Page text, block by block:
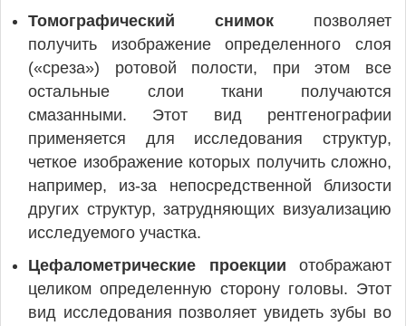
Томографический снимок позволяет
получить изображение определенного слоя
(«среза») ротовой полости, при этом все
остальные слои ткани получаются
смазанными. Этот вид рентгенографии
применяется для исследования структур,
четкое изображение которых получить сложно,
например, из-за непосредственной близости
других структур, затрудняющих визуализацию
исследуемого участка.
Цефалометрические проекции отображают
целиком определенную сторону головы. Этот
вид исследования позволяет увидеть зубы во